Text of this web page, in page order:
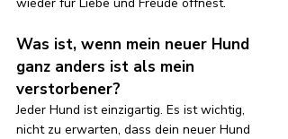
Was ist, wenn mein neuer Hund
ganz anders ist als mein
verstorbener?
Jeder Hund ist einzigartig. Es ist wichtig,
nicht zu erwarten, dass dein neuer Hund